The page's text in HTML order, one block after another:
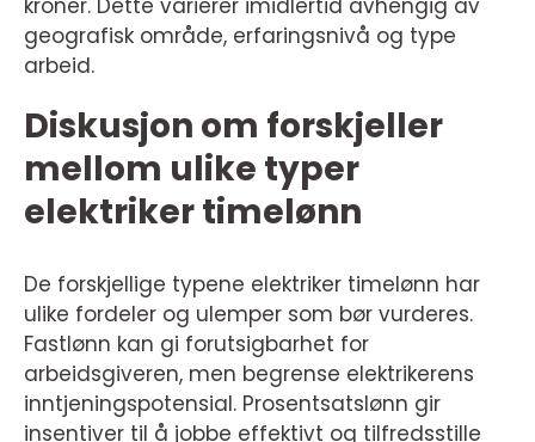
kroner. Dette varierer imidlertid avhengig av
geografisk område, erfaringsnivå og type
arbeid.
Diskusjon om forskjeller
mellom ulike typer
elektriker timelønn
De forskjellige typene elektriker timelønn har
ulike fordeler og ulemper som bør vurderes.
Fastlønn kan gi forutsigbarhet for
arbeidsgiveren, men begrense elektrikerens
inntjeningspotensial. Prosentsatslønn gir
insentiver til å jobbe effektivt og tilfredsstille